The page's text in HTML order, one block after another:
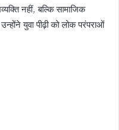
नहीं, बल्कि सामाजिक
युवा पीढ़ी को लोक परंपराओं